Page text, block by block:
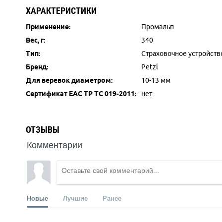
ХАРАКТЕРИСТИКИ
Применение:
Промальп
Вес, г:
340
Тип:
Страховочное
Бренд:
Petzl
Для веревок диаметром:
10-13 мм
Сертификат ЕАС ТР ТС 019-2011:
нет
ОТЗЫВЫ
Комментарии
Новые Лучшие Ранее